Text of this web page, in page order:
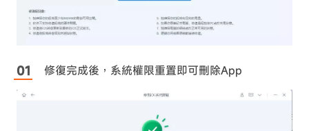
修復完成後，系統權限重置即可刪除App